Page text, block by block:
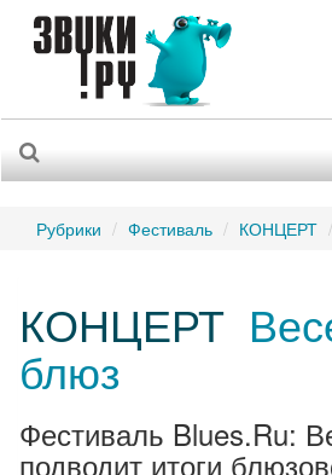
Рубрики Фестиваль КОНЦЕРТ
КОНЦЕРТ
блюз
Фестиваль Blues.Ru:
подводит итоги